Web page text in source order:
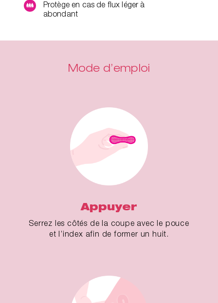
Protège en cas de flux léger à
abondant
Mode d’emploi
Appuyer
Serrez les côtés de la coupe avec le pouce
et l’index afin de former un huit.